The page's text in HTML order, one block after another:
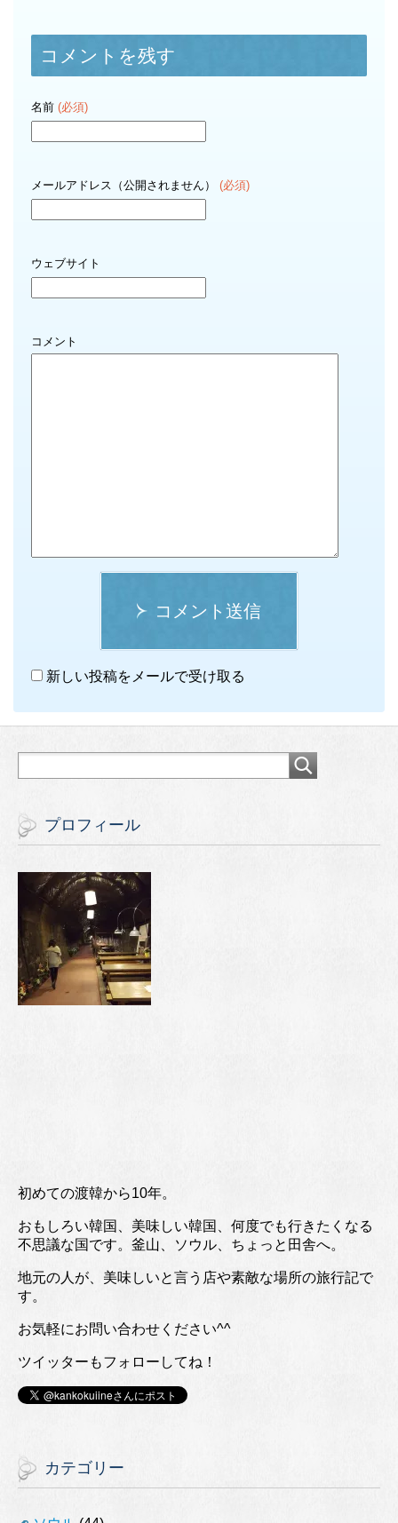
コメントを残す
名前 (必須)
メールアドレス（公開されません） (必須)
ウェブサイト
コメント
コメント送信
新しい投稿をメールで受け取る
プロフィール
初めての渡韓から10年。
おもしろい韓国、美味しい韓国、何度でも行きたくなる
不思議な国です。釜山、ソウル、ちょっと田舎へ。
地元の人が、美味しいと言う店や素敵な場所の旅行記で
す。
お気軽にお問い合わせください^^
ツイッターもフォローしてね！
カテゴリー